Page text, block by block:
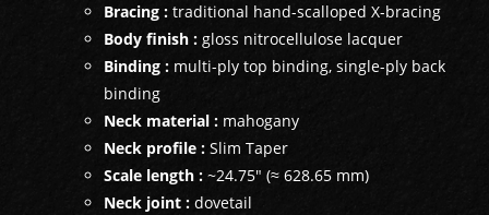
Bracing : traditional hand-scalloped X-bracing
Body finish : gloss nitrocellulose lacquer
Binding : multi-ply top binding, single-ply back
binding
Neck material : mahogany
Neck profile : Slim Taper
Scale length : ~24.75" (≈ 628.65 mm)
Neck joint : dovetail